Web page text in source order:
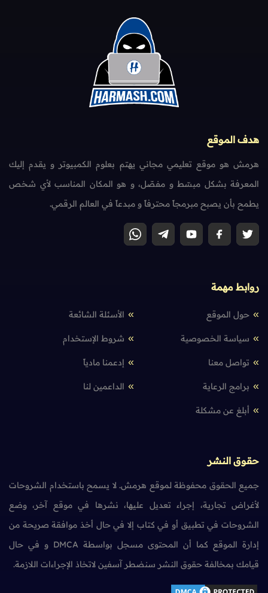
هدف الموقع
هرمش هو موقع تعليمي مجاني يهتم بعلوم الكمبيوتر و يقدم إليك
المعرفة بشكل مبسّط و مفصّل، و هو المكان المناسب لأي شخص
يطمح بأن يصبح مبرمجاً محترفاً و مبدعاً في العالم الرقمي.
روابط مهمة
حول الموقع الأسئلة الشائعة
سياسة الخصوصية شروط الإستخدام
تواصل معنا إدعمنا مادياً
برامج الرعاية الداعمين لنا
أبلغ عن مشكلة
حقوق النشر
جميع الحقوق محفوظة لموقع هرمش. لا يسمح باستخدام الشروحات
لأغراض تجارية، إجراء تعديل عليها، نشرها في موقع آخر، وضع
الشروحات في تطبيق أو في كتاب إلا في حال أخذ موافقة صريحة من
إدارة الموقع كما أن المحتوى مسجل بواسطة DMCA و في حال
قيامك بمخالفة حقوق النشر سنضطر آسفين لاتخاذ الإجراءات اللازمة.